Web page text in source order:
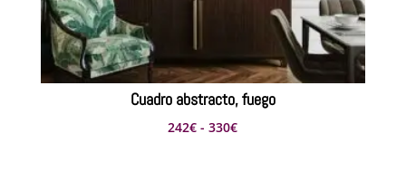
Cuadro abstracto, fuego
242€ - 330€Rango